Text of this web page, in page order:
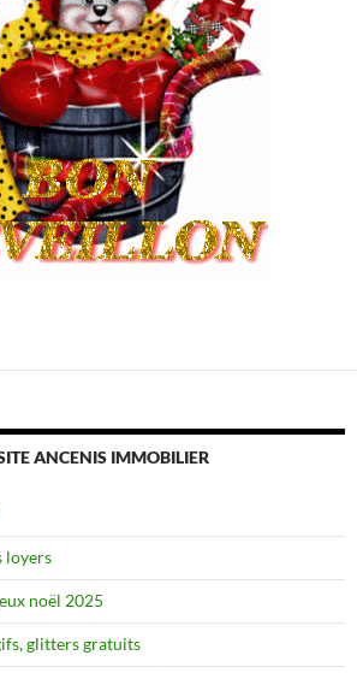
ANCENIS IMMOBILIER
loyers
noël 2025
glitters gratuits